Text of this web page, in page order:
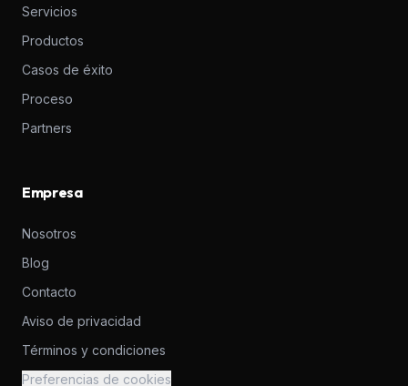
Servicios
Productos
Casos de éxito
Proceso
Partners
Empresa
Nosotros
Blog
Contacto
Aviso de privacidad
Términos y condiciones
Preferencias de cookies